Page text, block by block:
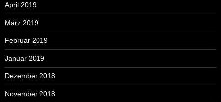
April 2019
März 2019
Februar 2019
Januar 2019
Dezember 2018
November 2018